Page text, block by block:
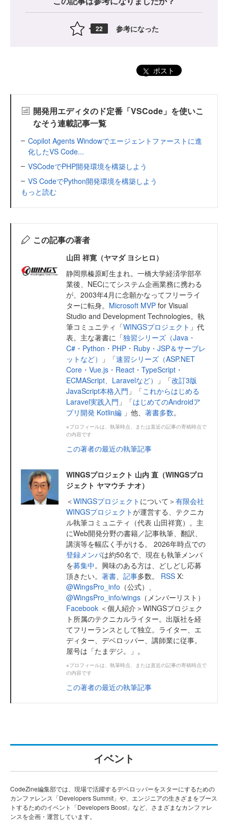
22 参考になった
ポスト
開発用エディタのド定番「VSCode」を使いこ
なそう連載記事一覧
Copilot Agents Windowでエージェントファーストに進
化したVS Code...
VSCodeでPHP開発環境を構築しよう
VS CodeでPython開発環境を構築しよう
もっと読む
この記事の著者
山田 祥寛（ヤマダ ヨシヒロ）
静岡県榛原町生まれ。一橋大学経済学部卒
業後、NECにてシステム企画業務に携わる
が、2003年4月に念願かなってフリーライ
ターに転身。 Microsoft MVP for Visual
Studio and Development Technologies。執
筆コミュニティ「WINGSプロジェクト 」代
表。主な著書に「独習シリーズ（Java・
C#・Python・PHP・Ruby・JSP＆サーブレ
ットなど）
」「速習シリーズ（ASP.NET
Core・Vue.js・React・TypeScript・
ECMAScript、Laravelなど）
」「改訂3版
JavaScript本格入門 」「これからはじめる
Laravel実践入門 」「はじめてのAndroidア
プリ開発 Kotlin編 」他、 著書多数。
※プロフィールは、執筆時点、または直近の記事の寄稿時点で
の内容です
この著者の最近の執筆記事
WINGSプロジェクト 山内 直（WINGSプロ
ジェクト ヤマウチ ナオ）
＜WINGSプロジェクト について＞有限会社
WINGSプロジェクトが運営する、テクニカ
ル執筆コミュニティ（代表 山田祥寛）。主
にWeb開発分野の書籍／記事執筆、翻訳、
講演等を幅広く手がける。 2026年時点での
登録メンバは約50名で、現在も執筆メンバ
を募集中。興味のある方は、どしどし応募
頂きたい。 著書 記事多数。 RSS X:
@WingsPro_info （公式）、
@WingsPro_info/wings （メンバーリスト）
Facebook ＜個人紹介＞WINGSプロジェク
ト所属のテクニカルライター。出版社を経
てフリーランスとして独立。ライター、エ
ディター、デベロッパー、講師業に従事。
屋号は「たまデジ。」。
※プロフィールは、執筆時点、または直近の記事の寄稿時点で
の内容です
この著者の最近の執筆記事
イベント
CodeZine編集部では、現場で活躍するデベロッパーをスターにするための
カンファレンス「Developers Summit」や、エンジニアの生きざまをブース
トするためのイベント「Developers Boost」など、さまざまなカンファレ
ンスを企画・運営しています。